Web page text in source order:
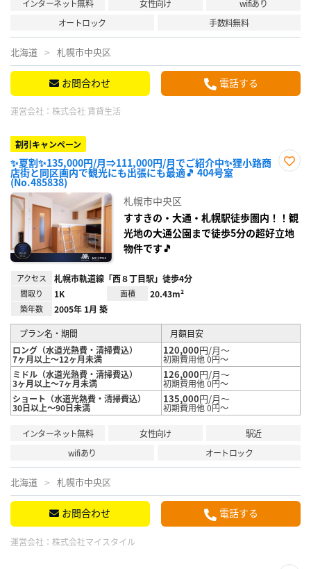
インターネット無料 女性向け
wifiあり
オートロック
手数料無料
北海道 札幌市中央区
お問合わせ 電話する
運営会社： 株式会社 賃貸生活
割引キャンペーン
✨夏割✨135,000円/月⇒111,000円/月でご紹介中✨狸小路商
店街と同区画内で観光にも出張にも最適🎵 404号室
(No.485838)
札幌市中央区
すすきの・大通・札幌駅徒歩圏内！！観
光地の大通公園まで徒歩5分の超好立地
物件です🎵
アクセス 札幌市軌道線「西８丁目駅」徒歩4分
間取り 1K 面積 20.43m²
築年数 2005年 1月 築
プラン名・期間
月額目安
ロング（水道光熱費・清掃費込）
7ヶ月以上～12ヶ月未満
120,000円/月～
初期費用他 0円～
ミドル（水道光熱費・清掃費込）
3ヶ月以上～7ヶ月未満
126,000円/月～
初期費用他 0円～
ショート（水道光熱費・清掃費込）
30日以上～90日未満
135,000円/月～
初期費用他 0円～
インターネット無料 女性向け
駅近
wifiあり
オートロック
北海道 札幌市中央区
お問合わせ 電話する
運営会社： 株式会社マイスタイル